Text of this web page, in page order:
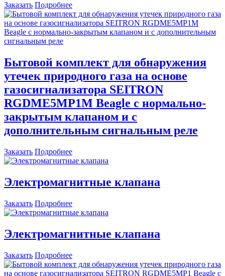
Заказать Подробнее
Бытовой комплект для обнаружения
утечек природного газа на основе
газосигнализатора SEITRON
RGDME5MP1М Beagle с нормально-
закрытым клапаном и с
дополнительным сигнальным реле
Заказать Подробнее
Электромагнитные клапана
Заказать Подробнее
Электромагнитные клапана
Заказать Подробнее